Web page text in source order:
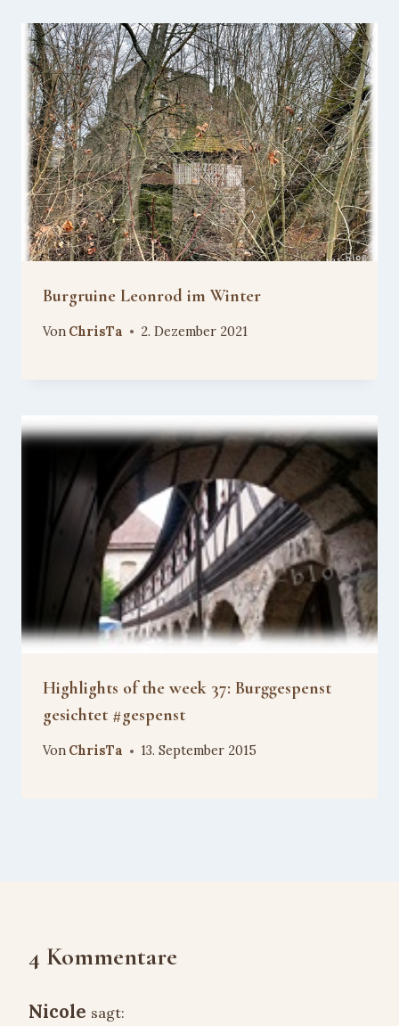
Burgruine Leonrod im Winter
Von ChrisTa 2. Dezember 2021
Highlights of the week 37: Burggespenst
gesichtet #gespenst
Von ChrisTa 13. September 2015
4 Kommentare
Nicole sagt: